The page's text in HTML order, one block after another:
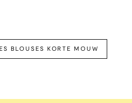
BLOUSES KORTE MOUW